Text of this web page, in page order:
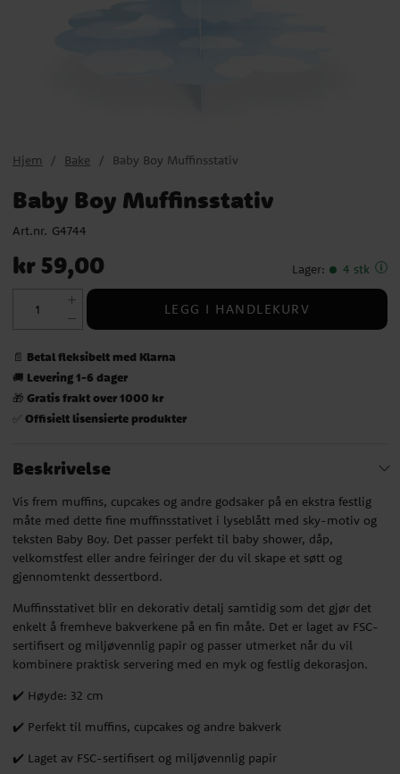
Hjem Bake Baby Boy Muffinsstativ
Baby Boy Muffinsstativ
Art.nr. G4744
Pris
:kr 59,00
kr 59,00 Lager: 4 stk
LEGG I HANDLEKURV
📄 Betal fleksibelt med Klarna
🚚 Levering 1-6 dager
🎁 Gratis frakt over 1000 kr
✅ Offisielt lisensierte produkter
Beskrivelse
Vis frem muffins, cupcakes og andre godsaker på en ekstra festlig
måte med dette fine muffinsstativet i lyseblått med sky-motiv og
teksten Baby Boy. Det passer perfekt til baby shower, dåp,
velkomstfest eller andre feiringer der du vil skape et søtt og
gjennomtenkt dessertbord.
Muffinsstativet blir en dekorativ detalj samtidig som det gjør det
enkelt å fremheve bakverkene på en fin måte. Det er laget av FSC-
sertifisert og miljøvennlig papir og passer utmerket når du vil
kombinere praktisk servering med en myk og festlig dekorasjon.
✔️ Høyde: 32 cm
✔️ Perfekt til muffins, cupcakes og andre bakverk
✔️ Laget av FSC-sertifisert og miljøvennlig papir